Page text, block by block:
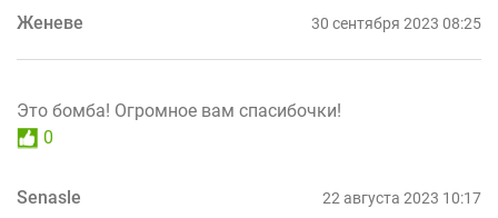
Женеве 30 сентября 2023 08:25
Это бомба! Огромное вам спасибочки!
0
Senasle 22 августа 2023 10:17